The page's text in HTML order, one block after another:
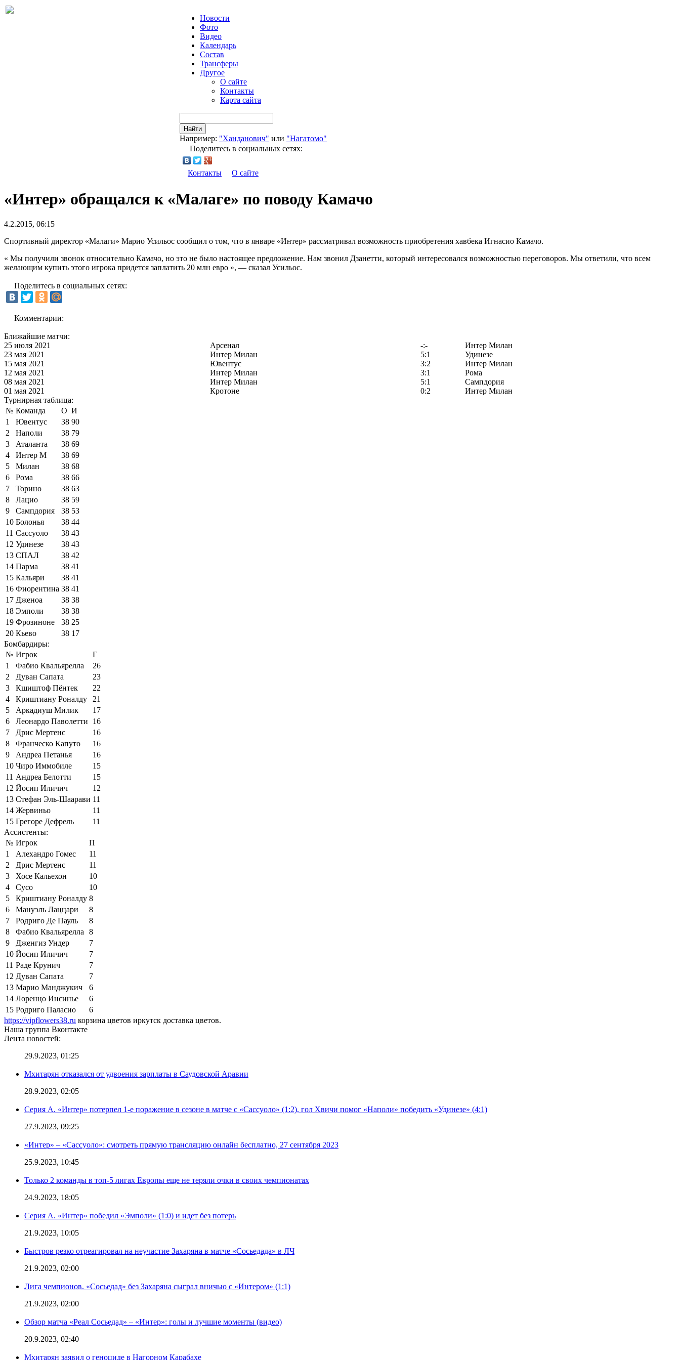
Новости
Фото
Видео
Календарь
Состав
Трансферы
Другое
О сайте
Контакты
Карта сайта
Найти
Например: "Ханданович" или "Нагатомо"
Поделитесь в социальных сетях:
Контакты О сайте
«Интер» обращался к «Малаге» по поводу Камачо
4.2.2015, 06:15
Спортивный директор «Малаги» Марио Усильос сообщил о том, что в январе «Интер» рассматривал возможность приобретения хавбека Игнасио Камачо.
« Мы получили звонок относительно Камачо, но это не было настоящее предложение. Нам звонил Дзанетти, который интересовался возможностью переговоров. Мы ответили, что всем
желающим купить этого игрока придется заплатить 20 млн евро », — сказал Усильос.
Поделитесь в социальных сетях:
Комментарии:
Ближайшие матчи:
25 июля 2021
Арсенал -:-
Интер Милан
23 мая 2021
Интер Милан 5:1
Удинезе
15 мая 2021
Ювентус 3:2
Интер Милан
12 мая 2021
Интер Милан 3:1
Рома
08 мая 2021
Интер Милан 5:1
Сампдория
01 мая 2021
Кротоне 0:2
Интер Милан
Турнирная таблица:
№ Команда О И
1
Ювентус 38 90
2
Наполи 38 79
3
Аталанта 38 69
4
Интер М 38 69
5
Милан 38 68
6
Рома 38 66
7
Торино 38 63
8
Лацио 38 59
9
Сампдория 38 53
10 Болонья 38 44
11 Сассуоло 38 43
12 Удинезе 38 43
13 СПАЛ 38 42
14 Парма 38 41
15 Кальяри 38 41
16 Фиорентина 38 41
17 Дженоа 38 38
18 Эмполи 38 38
19 Фрозиноне 38 25
20 Кьево 38 17
Бомбардиры:
№ Игрок
Г
1
Фабио Квальярелла
26
2
Дуван Сапата
23
3
Кшиштоф Пёнтек
22
4
Криштиану Роналду
21
5
Аркадиуш Милик
17
6
Леонардо Паволетти
16
7
Дрис Мертенс
16
8
Франческо Капуто
16
9
Андреа Петанья
16
10 Чиро Иммобиле
15
11 Андреа Белотти
15
12 Йосип Иличич
12
13 Стефан Эль-Шаарави 11
14 Жервиньо
11
15 Грегоре Дефрель
11
Ассистенты:
№ Игрок
П
1
Алехандро Гомес
11
2
Дрис Мертенс
11
3
Хосе Кальехон
10
4
Сусо
10
5
Криштиану Роналду 8
6
Мануэль Лаццари
8
7
Родриго Де Пауль
8
8
Фабио Квальярелла
8
9
Дженгиз Ундер
7
10 Йосип Иличич
7
11 Раде Крунич
7
12 Дуван Сапата
7
13 Марио Манджукич
6
14 Лоренцо Инсинье
6
15 Родриго Паласио
6
https://vipflowers38.ru корзина цветов иркутск доставка цветов.
Наша группа Вконтакте
Лента новостей:
29.9.2023, 01:25
Мхитарян отказался от удвоения зарплаты в Саудовской Аравии
28.9.2023, 02:05
Серия А. «Интер» потерпел 1-е поражение в сезоне в матче с «Сассуоло» (1:2), гол Хвичи помог «Наполи» победить «Удинезе» (4:1)
27.9.2023, 09:25
«Интер» – «Сассуоло»: смотреть прямую трансляцию онлайн бесплатно, 27 сентября 2023
25.9.2023, 10:45
Только 2 команды в топ-5 лигах Европы еще не теряли очки в своих чемпионатах
24.9.2023, 18:05
Серия А. «Интер» победил «Эмполи» (1:0) и идет без потерь
21.9.2023, 10:05
Быстров резко отреагировал на неучастие Захаряна в матче «Сосьедада» в ЛЧ
21.9.2023, 02:00
Лига чемпионов. «Сосьедад» без Захаряна сыграл вничью с «Интером» (1:1)
21.9.2023, 02:00
Обзор матча «Реал Сосьедад» – «Интер»: голы и лучшие моменты (видео)
20.9.2023, 02:40
Мхитарян заявил о геноциде в Нагорном Карабахе